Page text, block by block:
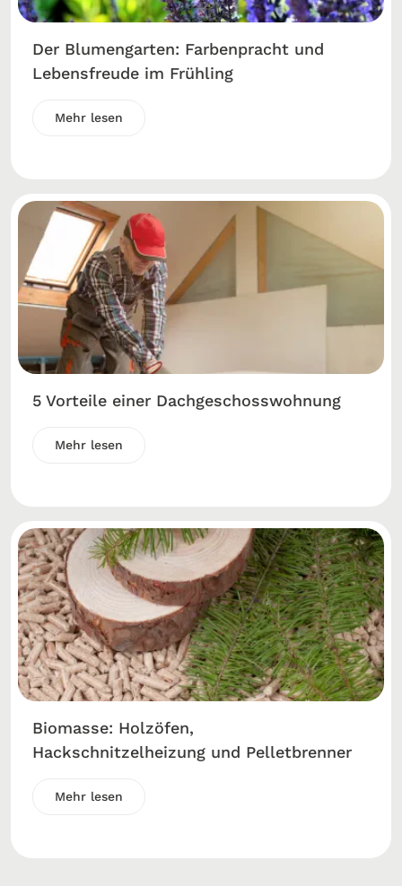
Der Blumengarten: Farbenpracht und
Lebensfreude im Frühling
Mehr lesen
5 Vorteile einer Dachgeschosswohnung
Mehr lesen
Biomasse: Holzöfen,
Hackschnitzelheizung und Pelletbrenner
Mehr lesen